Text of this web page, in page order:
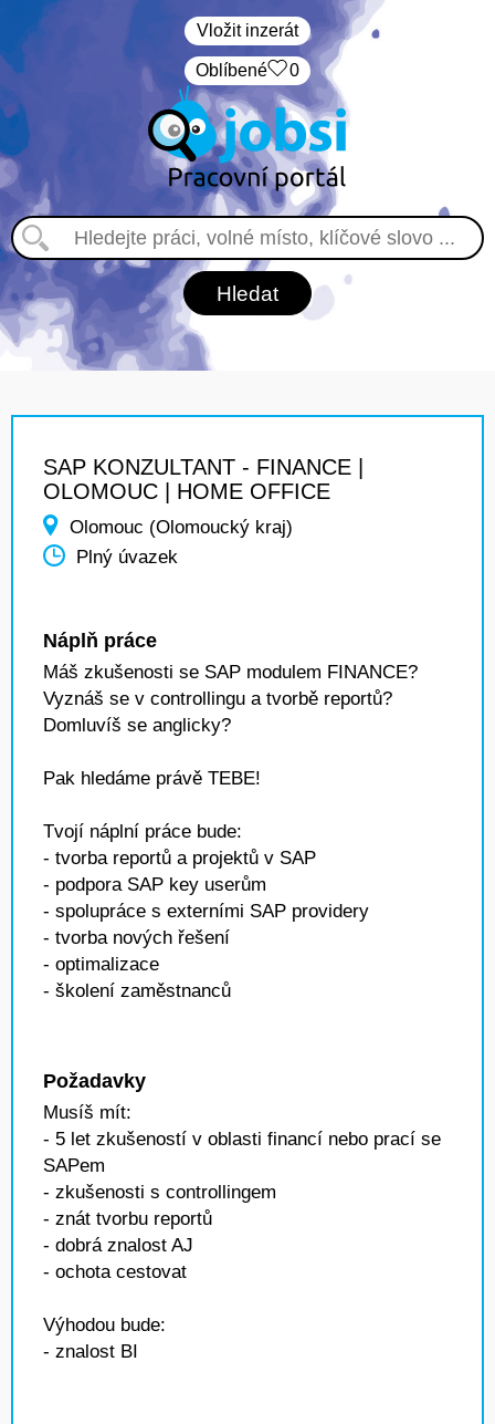
Vložit inzerát
Oblíbené 0
SAP KONZULTANT - FINANCE |
OLOMOUC | HOME OFFICE
Olomouc (Olomoucký kraj)
Plný úvazek
Náplň práce
Máš zkušenosti se SAP modulem FINANCE?
Vyznáš se v controllingu a tvorbě reportů?
Domluvíš se anglicky?
Pak hledáme právě TEBE!
Tvojí náplní práce bude:
- tvorba reportů a projektů v SAP
- podpora SAP key userům
- spolupráce s externími SAP providery
- tvorba nových řešení
- optimalizace
- školení zaměstnanců
Požadavky
Musíš mít:
- 5 let zkušeností v oblasti financí nebo prací se
SAPem
- zkušenosti s controllingem
- znát tvorbu reportů
- dobrá znalost AJ
- ochota cestovat
Výhodou bude:
- znalost BI